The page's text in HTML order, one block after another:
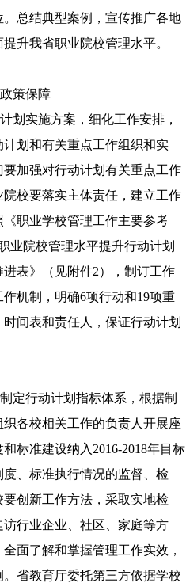
总结典型案例，宣传推广各地
升我省职业院校管理水平。
策保障
划实施方案，细化工作安排，
划和有关重点工作组织和实
加强对行动计划有关重点工作
校要落实主体责任，建立工作
职业学校管理工作主要参考
业院校管理水平提升行动计划
表》（见附件2），制订工作
机制，明确6项行动和19项重
间表和责任人，保证行动计划
定行动计划指标体系，根据制
各校相关工作的负责人开展座
标准建设纳入 2016-2018年目标
、标准执行情况的监督、检
创新工作方法，采取实地检
行业企业、社区、家庭等方
面了解和掌握管理工作实效，
省教育厅委托第三方依据学校